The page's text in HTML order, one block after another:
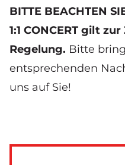
BITTE BEACHTEN
1:1 CONCERT gilt
Regelung. Bitte
entsprechenden
uns auf Sie!